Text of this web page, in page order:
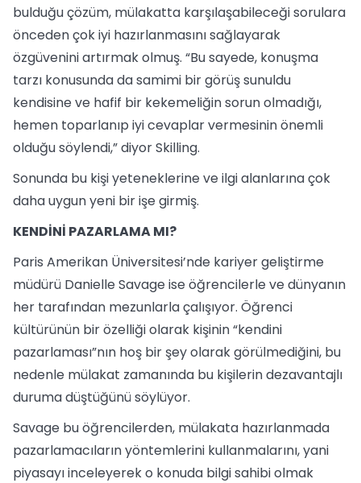
bulduğu çözüm, mülakatta karşılaşabileceği sorulara
önceden çok iyi hazırlanmasını sağlayarak
özgüvenini artırmak olmuş. “Bu sayede, konuşma
tarzı konusunda da samimi bir görüş sunuldu
kendisine ve hafif bir kekemeliğin sorun olmadığı,
hemen toparlanıp iyi cevaplar vermesinin önemli
olduğu söylendi,” diyor Skilling.
Sonunda bu kişi yeteneklerine ve ilgi alanlarına çok
daha uygun yeni bir işe girmiş.
KENDİNİ PAZARLAMA MI?
Paris Amerikan Üniversitesi’nde kariyer geliştirme
müdürü Danielle Savage ise öğrencilerle ve dünyanın
her tarafından mezunlarla çalışıyor. Öğrenci
kültürünün bir özelliği olarak kişinin “kendini
pazarlaması”nın hoş bir şey olarak görülmediğini, bu
nedenle mülakat zamanında bu kişilerin dezavantajlı
duruma düştüğünü söylüyor.
Savage bu öğrencilerden, mülakata hazırlanmada
pazarlamacıların yöntemlerini kullanmalarını, yani
piyasayı inceleyerek o konuda bilgi sahibi olmak